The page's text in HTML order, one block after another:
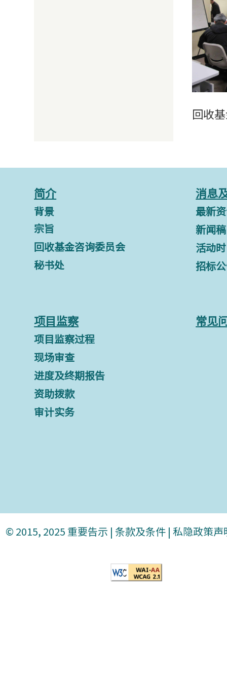
回收
简介
背景
宗旨
回收基金咨询委员会
秘书处
消息
最新
新闻稿
活动
招标
项目监察
项目监察过程
现场审查
进度及终期报告
资助拨款
审计实务
常见
© 2015, 2025 重要告示 | 条款及条件 | 私隐政策声